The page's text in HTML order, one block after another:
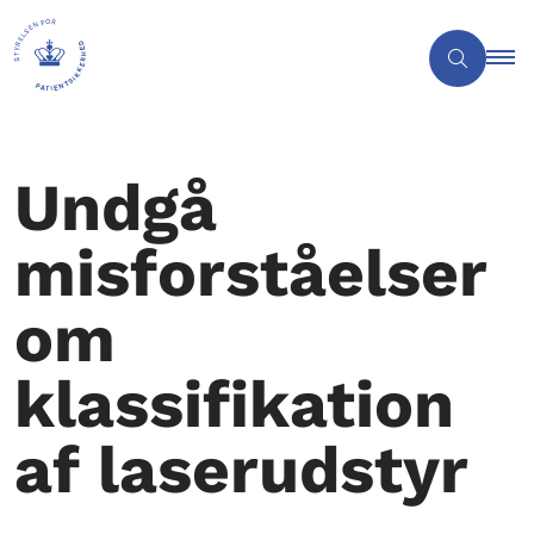
Undgå
misforståelser
om
klassifikation
af laserudstyr